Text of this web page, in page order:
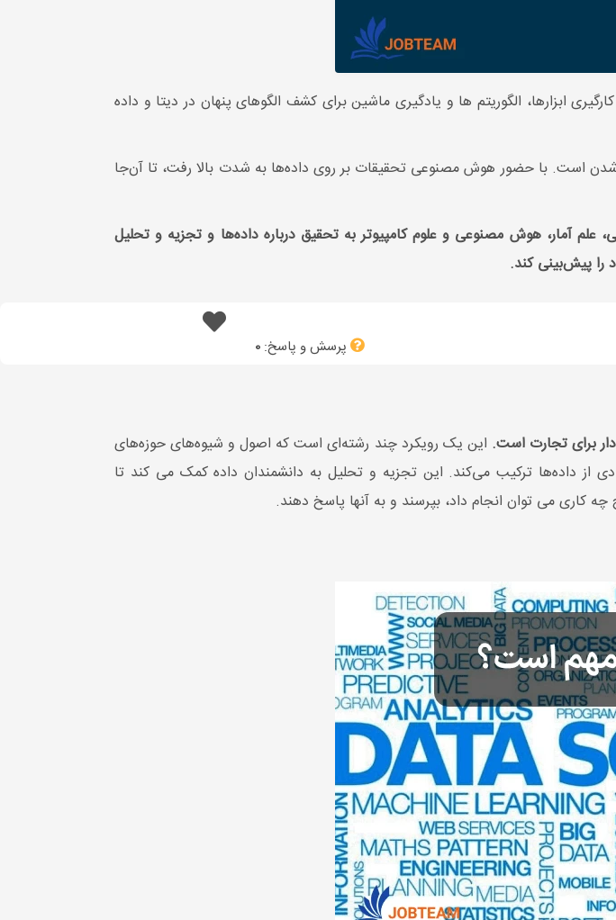
ابزارها، الگوریتم ها و یادگیری ماشین برای کشف الگوهای پنهان در دیتا و داده
است. با حضور هوش مصنوعی تحقیقات بر روی داده‌ها به شدت بالا رفت، تا آن‌جا
علم آمار، هوش مصنوعی و علوم کامپیوتر به تحقیق درباره داده‌ها و تجزیه و تحلیل
را پیش‌بینی کند.
پرسش و پاسخ:0
این یک رویکرد چند رشته‌ای است که اصول و شیوه‌های حوزه‌های
از داده‌ها ترکیب می‌کند. این تجزیه و تحلیل به دانشمندان داده کمک می کند تا
چه کاری می توان انجام داد، بپرسند و به آنها پاسخ دهند.